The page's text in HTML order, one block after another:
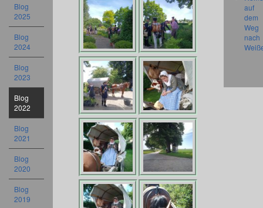
Blog
2025
Blog
2024
Blog
2023
Blog
2022
Blog
2021
Blog
2020
Blog
2019
auf
dem
Weg
nach